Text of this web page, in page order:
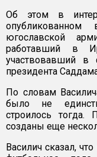
Об этом в
югославской
работавший в
участвовавший в
президента
По словам
было не
строилось
созданы еще
Василич сказал,